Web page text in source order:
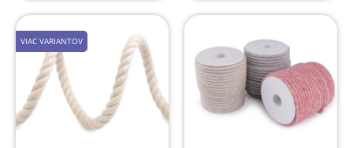
VIAC VARIANTOV